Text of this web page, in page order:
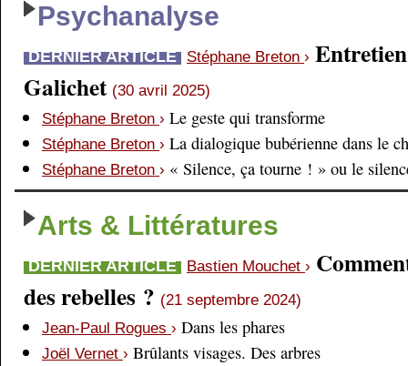
Psychanalyse
DERNIER ARTICLE Stéphane Breton ›
Galichet (30 avril 2025)
Stéphane Breton › Le geste qui transforme
Stéphane Breton › La dialogique bubérienne dans le
Stéphane Breton › « Silence, ça tourne ! » ou le
Arts & Littératures
DERNIER ARTICLE Bastien Mouchet ›
des rebelles ? (21 septembre 2024)
Jean-Paul Rogues › Dans les phares
Joël Vernet › Brûlants visages. Des arbres